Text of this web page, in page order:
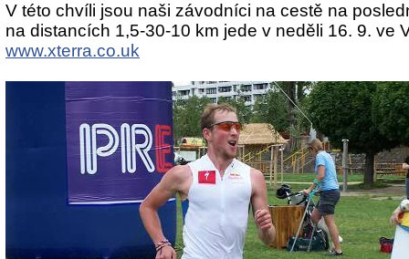
V této chvíli jsou naši závodníci na cestě na
na distancích 1,5-30-10 km jede v neděli 16. 9. ve
www.xterra.co.uk